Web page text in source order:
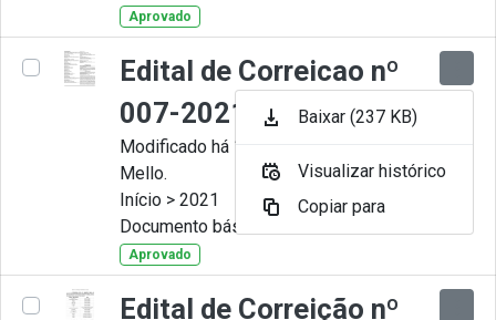
Aprovado
Edital de Correicao nº
007-2021
Modificado há 11 Meses por Artur
Mello.
Início > 2021
Documento básico
Aprovado
Edital de Correição nº
Baixar (237 KB)
Visualizar histórico
Copiar para